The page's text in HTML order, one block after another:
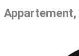
Appartement,